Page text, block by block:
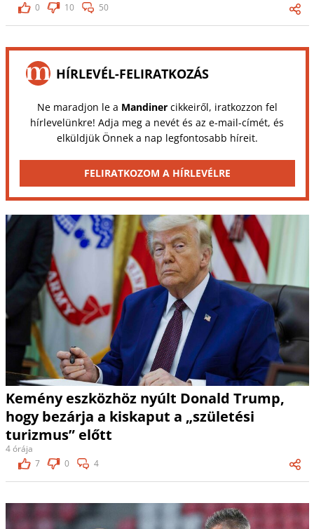
0
10 50
HÍRLEVÉL-FELIRATKOZÁS
Ne maradjon le a Mandinercikkeiről, iratkozzon fel
hírlevelünkre! Adja meg a nevét és az e-mail-címét, és
elküldjük Önnek a nap legfontosabb híreit.
FELIRATKOZOM A HÍRLEVÉLRE
Kemény eszközhöz nyúlt Donald Trump,
hogy bezárja a kiskaput a „születési
turizmus” előtt
4 órája
7
0 4